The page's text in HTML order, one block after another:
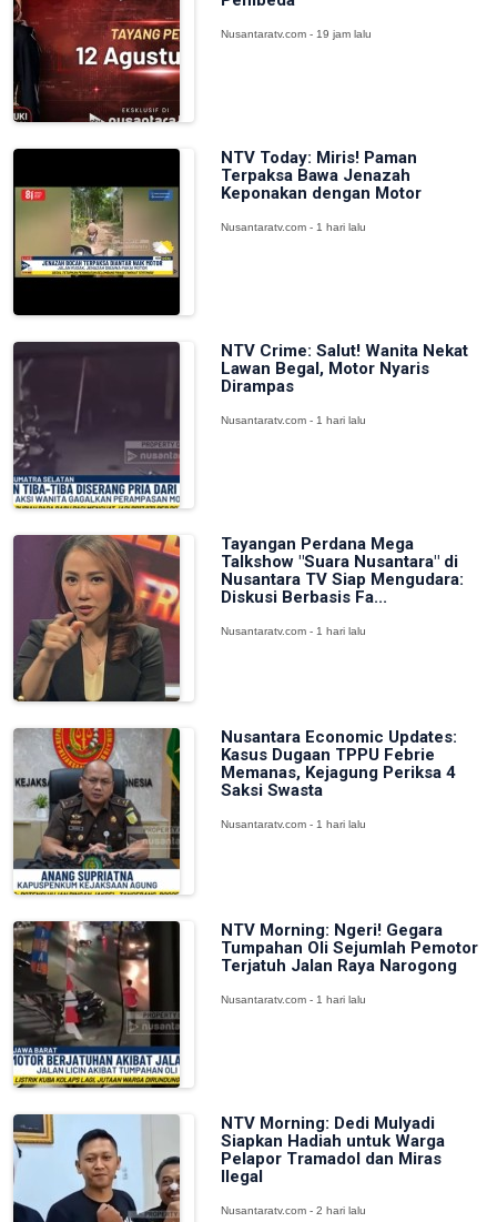
Nusantaratv.com - 19 jam lalu
NTV Today: Miris! Paman
Terpaksa Bawa Jenazah
Keponakan dengan Motor
Nusantaratv.com - 1 hari lalu
NTV Crime: Salut! Wanita Nekat
Lawan Begal, Motor Nyaris
Dirampas
Nusantaratv.com - 1 hari lalu
Tayangan Perdana Mega
Talkshow "Suara Nusantara" di
Nusantara TV Siap Mengudara:
Diskusi Berbasis Fa...
Nusantaratv.com - 1 hari lalu
Nusantara Economic Updates:
Kasus Dugaan TPPU Febrie
Memanas, Kejagung Periksa 4
Saksi Swasta
Nusantaratv.com - 1 hari lalu
NTV Morning: Ngeri! Gegara
Tumpahan Oli Sejumlah Pemotor
Terjatuh Jalan Raya Narogong
Nusantaratv.com - 1 hari lalu
NTV Morning: Dedi Mulyadi
Siapkan Hadiah untuk Warga
Pelapor Tramadol dan Miras
Ilegal
Nusantaratv.com - 2 hari lalu